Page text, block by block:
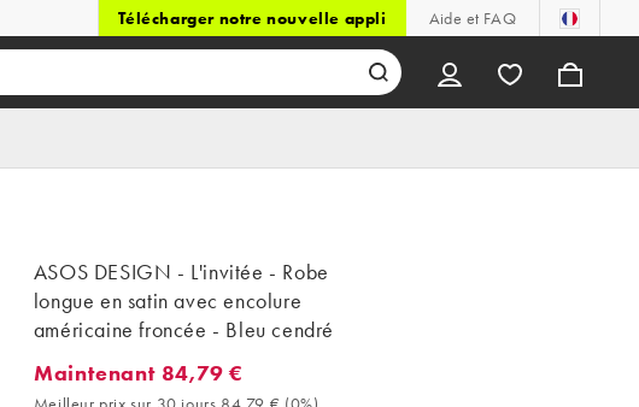
Télécharger notre nouvelle appli Aide et FAQ
ASOS DESIGN - L'invitée - Robe
longue en satin avec encolure
américaine froncée - Bleu cendré
Maintenant 84,79 €. Meilleur prix sur 30 jours 84,79 € (0%). Avant
Maintenant 84,79 €